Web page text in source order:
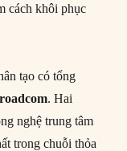
cách khôi phục
tạo có tổng
. Hai
nghệ trung tâm
trong chuỗi thỏa